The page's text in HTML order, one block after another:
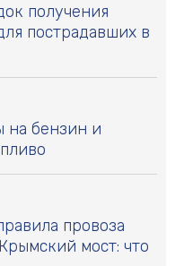
получения
пострадавших в
на бензин и
провоза
мост: что